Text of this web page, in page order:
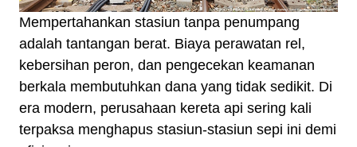
Mempertahankan stasiun tanpa penumpang
adalah tantangan berat. Biaya perawatan rel,
kebersihan peron, dan pengecekan keamanan
berkala membutuhkan dana yang tidak sedikit. Di
era modern, perusahaan kereta api sering kali
terpaksa menghapus stasiun-stasiun sepi ini demi